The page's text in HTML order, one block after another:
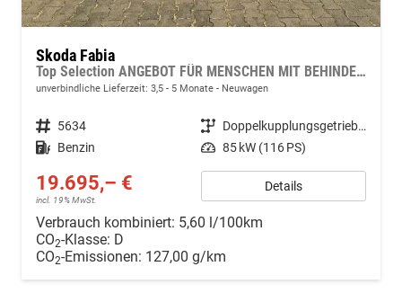
Skoda Fabia
Top Selection ANGEBOT FÜR MENSCHEN MIT BEHINDERUNG AB 50%! 1.0 TSI 116PS DSG/AUTOMATIK, 15" Alu, Climatronic, SunSet, Multifunktions-Lederlenkrad beheizt, Infotainment 8", Smart Link, LED-Scheinwerfer, Nebelscheinwerfer, Parksensoren hinten, Sitzheizung, Tempomat
unverbindliche Lieferzeit: 3,5 - 5 Monate Neuwagen
Fahrzeugnr. 5634 Getriebe
Doppelkupplungsgetriebe (DSG)
Kraftstoff Benzin Leistung 85 kW (116 PS)
19.695,– €
incl. 19% MwSt.
Details
Verbrauch kombiniert: 5,60 l/100km
CO2-Klasse: D
CO2-Emissionen: 127,00 g/km